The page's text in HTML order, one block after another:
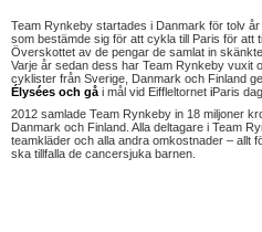
Team Rynkeby startades i Danmark för tolv
som bestämde sig för att cykla till Paris för att
Överskottet av de pengar de samlat in
Varje år sedan dess har Team Rynkeby vuxit
cyklister från Sverige, Danmark och Finland
Élysées och gå i mål vid Eiffleltornet iParis
2012 samlade Team Rynkeby in 18 miljoner
Danmark och Finland. Alla deltagare i Team
teamkläder och alla andra omkostnader – allt
ska tillfalla de cancersjuka barnen.